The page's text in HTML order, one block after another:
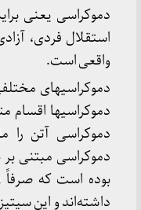
دموکراسی یعنی
استقلال فردی،
واقعی است.
دموکراسیهای
دموکراسیها اقسام
دموکراسی آتن را
دموکراسی مبتنی
داشته‌اند و این